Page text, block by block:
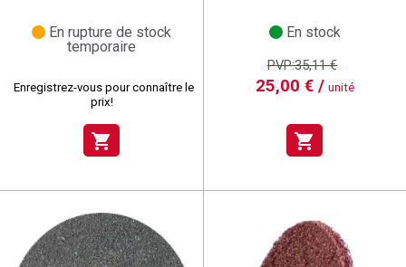
En rupture de stock
temporaire
Enregistrez-vous pour connaître le
prix!
shopping_cart
En stock
PVP:35,11 €
25,00 € / unité
shopping_cart